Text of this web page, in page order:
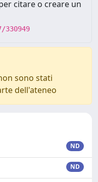
citare o creare un
sono stati
dell'ateneo
ND
ND